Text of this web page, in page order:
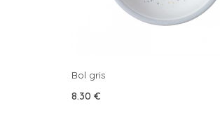
Bol gris
8.30 €